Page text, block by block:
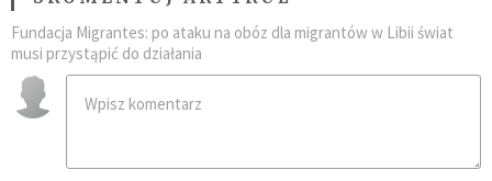
Fundacja Migrantes: po ataku na obóz dla migrantów w Libii świat
musi przystąpić do działania